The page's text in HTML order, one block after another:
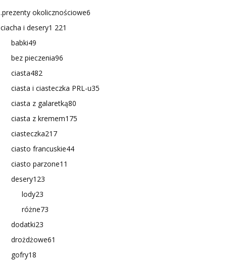
.prezenty okolicznościowe6
ciacha i desery1 221
babki49
bez pieczenia96
ciasta482
ciasta i ciasteczka PRL-u35
ciasta z galaretką80
ciasta z kremem175
ciasteczka217
ciasto francuskie44
ciasto parzone11
desery123
lody23
różne73
dodatki23
drożdżowe61
gofry18